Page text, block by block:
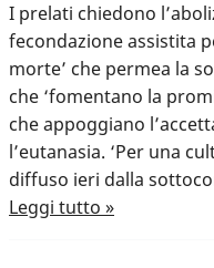
I prelati chiedono
fecondazione assistita
morte’ che permea la
che ‘fomentano la
che appoggiano
l’eutanasia. ‘Per una
diffuso ieri dalla
Leggi tutto »